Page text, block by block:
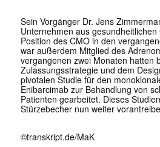
Sein Vorgänger Dr. Jens
Unternehmen aus
Position des CMO in den
war außerdem Mitglied des
vergangenen zwei Monaten hatten
Zulassungsstrategie und dem
pivotalen Studie für den
Enibarcimab zur Behandlung von
Patienten gearbeitet. Dieses
Stürzebecher nun weiter
©transkript.de/MaK